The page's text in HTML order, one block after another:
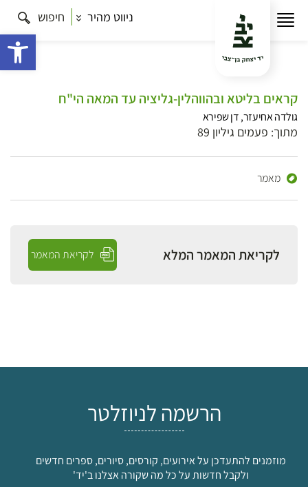
ניווט מהיר חיפוש
קראים בליטא ובהווהלין-גליציה עד המאה הי"ח
גולדה אחיעזר, דן שפירא
מתוך: פעמים גיליון 89
מאמר
לקריאת המאמר המלא לקריאת המאמר
הרשמה לניוזלטר
מוזמנים להתעדכן על אירועים, קורסים, סיורים, ספרים חדשים
ולקבל חדשות על כל מה שקורה אצלנו ב'יד'